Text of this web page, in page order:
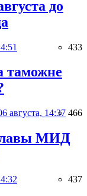
до
433
таможне
августа, 14:37 466
МИД
437